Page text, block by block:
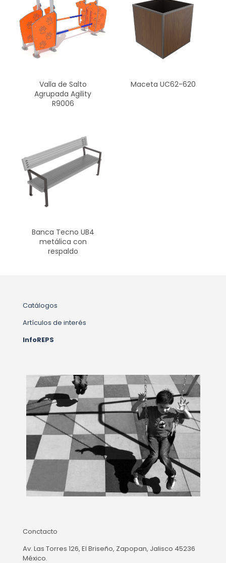
Valla de Salto
Agrupada Agility
R9006
Maceta UC62-620
Banca Tecno UB4
metálica con
respaldo
Catálogos
Artículos de interés
InfoREPS
Conctacto
Av. Las Torres 126, El Briseño, Zapopan, Jalisco 45236
México.